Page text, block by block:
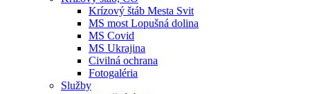
Krízový štáb Mesta Svit
MS most Lopušná dolina
MS Covid
MS Ukrajina
Civilná ochrana
Fotogaléria
Služby